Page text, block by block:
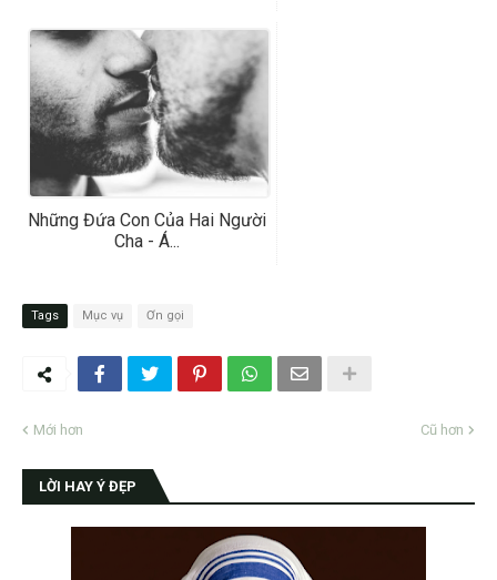
Những Đứa Con Của Hai Người
Cha - Á...
Tags Mục vụ Ơn gọi
Mới hơn Cũ hơn
LỜI HAY Ý ĐẸP